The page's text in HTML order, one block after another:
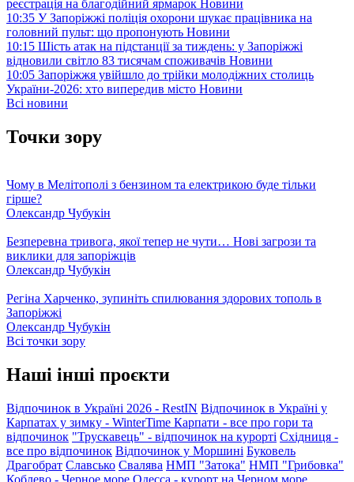
реєстрація на благодійний ярмарок Новини
10:35 У Запоріжжі поліція охорони шукає працівника на
головний пульт: що пропонують Новини
10:15 Шість атак на підстанції за тиждень: у Запоріжжі
відновили світло 83 тисячам споживачів Новини
10:05 Запоріжжя увійшло до трійки молодіжних столиць
України-2026: хто випередив місто Новини
Всі новини
Точки зору
Чому в Мелітополі з бензином та електрикою буде тільки
гірше?
Олександр Чубукін
Безперевна тривога, якої тепер не чути… Нові загрози та
виклики для запоріжців
Олександр Чубукін
Регіна Харченко, зупиніть спилювання здорових тополь в
Запоріжжі
Олександр Чубукін
Всі точки зору
Наші інші проєкти
Відпочинок в Україні 2026 - RestIN Відпочинок в Україні у
Карпатах у зимку - WinterTime Карпати - все про гори та
відпочинок "Трускавець" - відпочинок на курорті Східниця -
все про відпочинок Відпочинок у Моршині Буковель
Драгобрат Славсько Свалява НМП "Затока" НМП "Грибовка"
Коблево - Черное море Одесса - курорт на Черном море